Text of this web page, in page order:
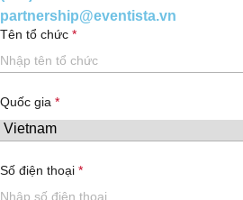
partnership@eventista.vn
Tên tổ chức
Quốc gia
Số điện thoại